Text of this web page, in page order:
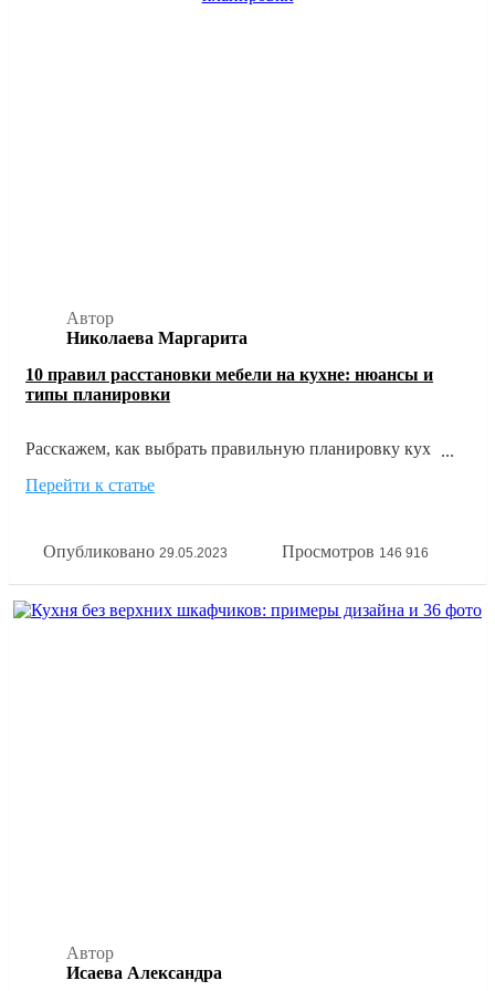
Автор
Николаева Маргарита
10 правил расстановки мебели на кухне: нюансы и
типы планировки
Расскажем, как выбрать правильную планировку кухни
исходя из размеров и формы помещения, а также главных
всё это на наглядных фото примерах расстановки мебели
Перейти к статье
Опубликовано 29.05.2023 Просмотров 146 916
Автор
Исаева Александра